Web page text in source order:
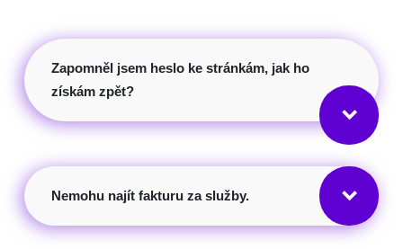
Zapomněl jsem heslo ke stránkám, jak ho
získám zpět?
keyboard_arrow_down
Nemohu najít fakturu za služby. keyboard_arrow_down